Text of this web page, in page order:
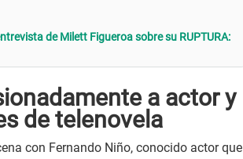
de Milett Figueroa sobre su RUPTURA:
a actor y
de telenovela
con Fernando Niño, conocido actor que